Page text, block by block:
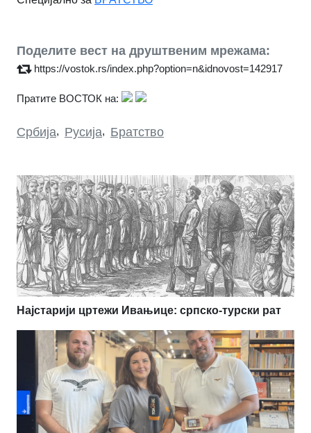
Поделите вест на друштвеним мрежама:
https://vostok.rs/index.php?option=n&idnovost=142917
Пратите ВОСТОК на:
Србија, Русија, Братство
Најстарији цртежи Ивањице: српско-турски рат